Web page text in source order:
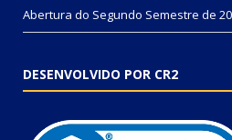
Abertura do Segundo Semestre de
DESENVOLVIDO POR CR2